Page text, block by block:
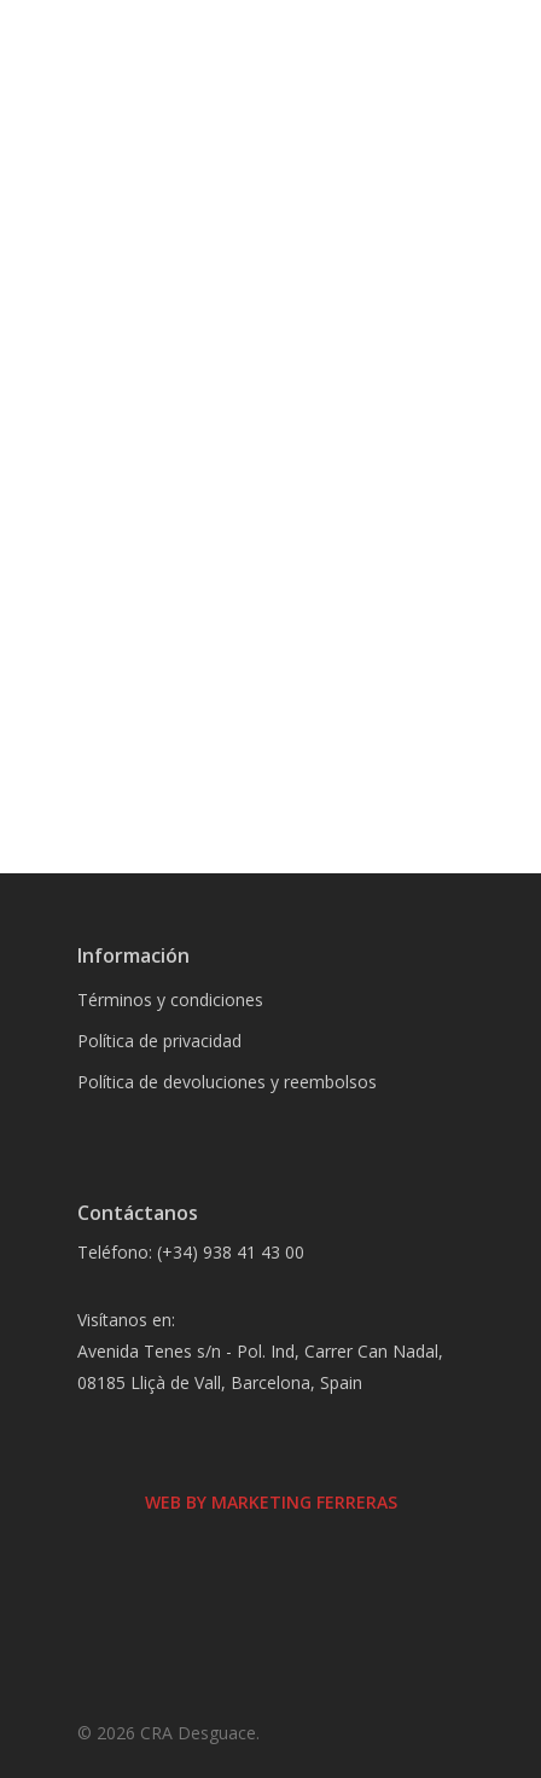
Información
Términos y condiciones
Política de privacidad
Política de devoluciones y reembolsos
Contáctanos
Teléfono: (+34) 938 41 43 00
Visítanos en:
Avenida Tenes s/n - Pol. Ind, Carrer Can Nadal,
08185 Lliçà de Vall, Barcelona, Spain
WEB BY MARKETING FERRERAS
© 2026 CRA Desguace.